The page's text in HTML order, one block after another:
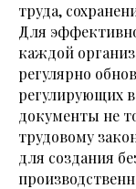
труда,
Для
каждой
регулярно
регулирующих
документы не
трудовому
для создания